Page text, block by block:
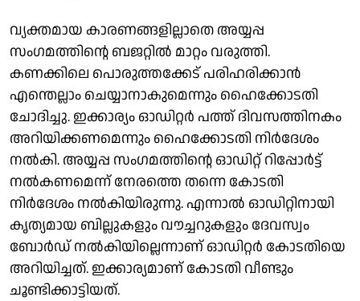
വ്യക്തമായ കാരണങ്ങളില്ലാതെ അയ്യപ്പ
സംഗമത്തിന്റെ ബജറ്റില്‍ മാറ്റം വരുത്തി.
കണക്കിലെ പൊരുത്തക്കേട് പരിഹരിക്കാന്‍
എന്തെല്ലാം ചെയ്യാനാകുമെന്നും ഹൈക്കോടതി
ചോദിച്ചു. ഇക്കാര്യം ഓഡിറ്റര്‍ പത്ത് ദിവസത്തിനകം
അറിയിക്കണമെന്നും ഹൈക്കോടതി നിർദേശം
നൽകി. അയ്യപ്പ സംഗമത്തിന്റെ ഓഡിറ്റ് റിപ്പോർട്ട്
നൽകണമെന്ന് നേരത്തെ തന്നെ കോടതി
നിർദേശം നൽകിയിരുന്നു. എന്നാൽ ഓഡിറ്റിനായി
കൃത്യമായ ബില്ലുകളും വൗച്ചറുകളും ദേവസ്വം
ബോര്‍ഡ് നല്‍കിയില്ലെന്നാണ് ഓഡിറ്റര്‍ കോടതിയെ
അറിയിച്ചത്. ഇക്കാര്യമാണ് കോടതി വീണ്ടും
ചൂണ്ടിക്കാട്ടിയത്.